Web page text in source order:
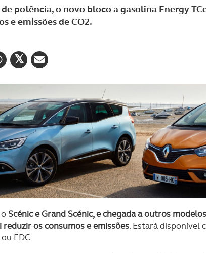
potência, o novo bloco a gasolina Energy
e emissões de CO2.
Scénic e Grand Scénic, e chegada a outros
reduzir os consumos e emissões. Estará disponível
EDC.